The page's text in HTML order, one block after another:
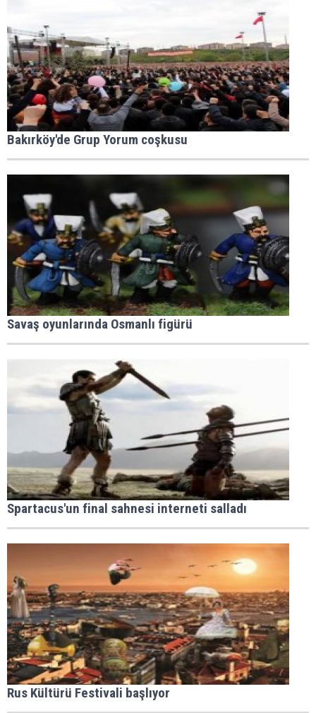
Bakırköy'de Grup Yorum coşkusu
Savaş oyunlarında Osmanlı figürü
Spartacus'un final sahnesi interneti salladı
Rus Kültürü Festivali başlıyor